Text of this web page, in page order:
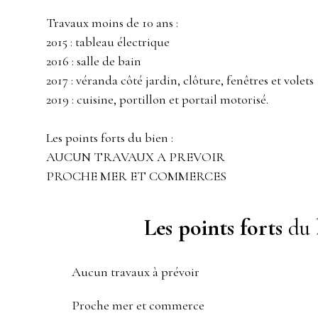
Travaux moins de 10 ans :
2015 : tableau électrique
2016 : salle de bain
2017 : véranda côté jardin, clôture, fenêtres et volets
2019 : cuisine, portillon et portail motorisé.
Les points forts du bien :
AUCUN TRAVAUX A PREVOIR
PROCHE MER ET COMMERCES
Les points forts du
Aucun travaux à prévoir
Proche mer et commerce